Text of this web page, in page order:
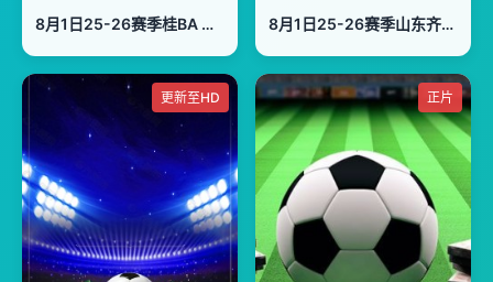
8月1日25-26赛季桂BA 梧州市VS桂林市 8月1日25-26赛季山东齐鲁足球超级联赛 聊城传奇农商行VS德州古贝春
更新至HD 正片